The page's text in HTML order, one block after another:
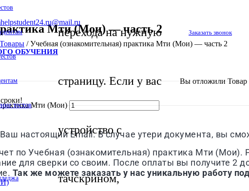
helpstudent24.ru@mail.ru
ОБУЧЕНИЯ
перехода на нужную
страницу. Если у вас
устройство с
тачскрином,
Заказать звонок
Вы отложили Товар
тестов
Мти (Мои) — часть 2
Товары /Учебная (ознакомительная) практика Мти (Мои) — часть 2
практика Мти (Мои)
настоящий Email. В случае утери документа, вы
по Учебная (ознакомительная) практика Мти (Мои).
для сверки со своим. После оплаты вы получите 2
Так же можете заказать у нас уникальную работу